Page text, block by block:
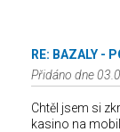
RE: BAZALY -
Přidáno dne
Chtěl jsem si
kasino na